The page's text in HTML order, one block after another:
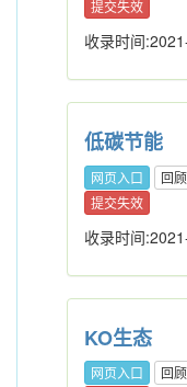
提交失效
收录时间
低碳节能
网页入口 回
提交失效
收录时间
KO生态
网页入口 回